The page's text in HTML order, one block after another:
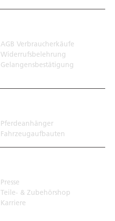
AGB Verbraucherkäufe
Widerrufsbelehrung
Gelangensbestätigung
Pferdeanhänger
Fahrzeugaufbauten
Presse
Teile- & Zubehörshop
Karriere